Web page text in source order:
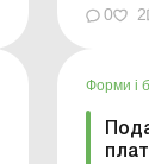
з
або
2...
0 2
Форми і